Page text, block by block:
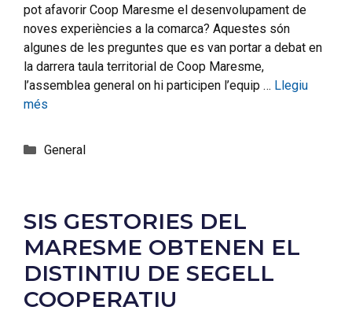
pot afavorir Coop Maresme el desenvolupament de
noves experiències a la comarca? Aquestes són
algunes de les preguntes que es van portar a debat en
la darrera taula territorial de Coop Maresme,
l’assemblea general on hi participen l’equip … Llegiu
més
General
SIS GESTORIES DEL
MARESME OBTENEN EL
DISTINTIU DE SEGELL
COOPERATIU